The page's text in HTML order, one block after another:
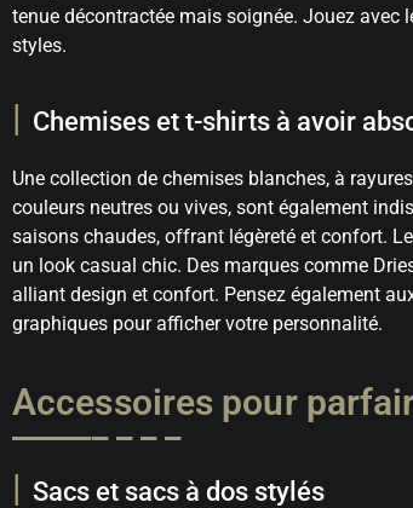
tenue décontractée mais soignée. Jouez avec
styles.
Chemises et t-shirts à avoir
Une collection de chemises blanches, à
couleurs neutres ou vives, sont également
saisons chaudes, offrant légèreté et confort.
un look casual chic. Des marques comme
alliant design et confort. Pensez également
graphiques pour afficher votre personnalité.
Accessoires pour
Sacs et sacs à dos stylés